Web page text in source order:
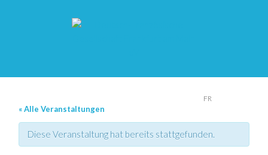
FR
« Alle Veranstaltungen
Diese Veranstaltung hat bereits stattgefunden.